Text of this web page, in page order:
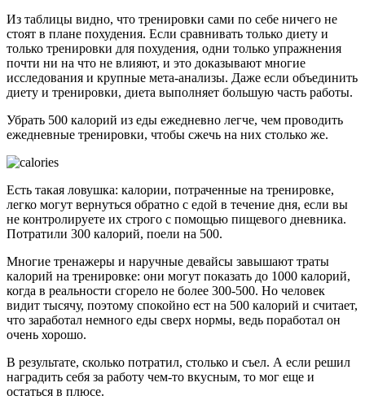
Из таблицы видно, что тренировки сами по себе ничего не
стоят в плане похудения. Если сравнивать только диету и
только тренировки для похудения, одни только упражнения
почти ни на что не влияют, и это доказывают многие
исследования и крупные мета-анализы. Даже если объединить
диету и тренировки, диета выполняет большую часть работы.
Убрать 500 калорий из еды ежедневно легче, чем проводить
ежедневные тренировки, чтобы сжечь на них столько же.
Есть такая ловушка: калории, потраченные на тренировке,
легко могут вернуться обратно с едой в течение дня, если вы
не контролируете их строго с помощью пищевого дневника.
Потратили 300 калорий, поели на 500.
Многие тренажеры и наручные девайсы завышают траты
калорий на тренировке: они могут показать до 1000 калорий,
когда в реальности сгорело не более 300-500. Но человек
видит тысячу, поэтому спокойно ест на 500 калорий и считает,
что заработал немного еды сверх нормы, ведь поработал он
очень хорошо.
В результате, сколько потратил, столько и съел. А если решил
наградить себя за работу чем-то вкусным, то мог еще и
остаться в плюсе.